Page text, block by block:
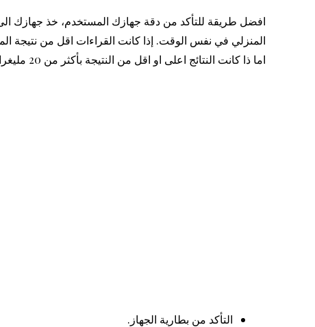
افضل طريقة للتأكد من دقة جهازك المستخدم، خذ جهازك
اما ذا كانت النتائج اعلى او اقل من النتيجة بأكثر من 20 مليغرام، فالافضل ان:
التأكد من بطارية الجهاز.